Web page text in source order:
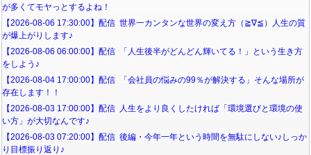
が多くてモヤっとするよね！
【2026-08-06 17:30:00】配信 世界一カンタンな世界の変え方（≧∇≦）人生の質
が爆上がりします♪
【2026-08-06 06:00:00】配信 「人生後半がどんどん輝いてる！」という生き方
をしよう♪
【2026-08-04 17:00:00】配信 「会社員の悩みの99％が解決する」そんな場所が
存在します！！
【2026-08-03 17:00:00】配信 人生をより良くしたければ「環境選びと環境の使
い方」が大切なんです♪
【2026-08-03 07:20:00】配信 後編・今年一年という時間を無駄にしない♪しっか
り目標振り返り♪